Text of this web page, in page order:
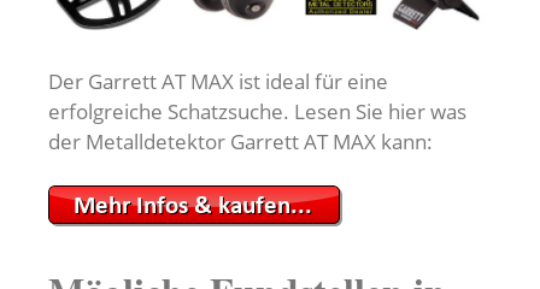
Der Garrett AT MAX ist ideal für eine
erfolgreiche Schatzsuche. Lesen Sie hier was
der Metalldetektor Garrett AT MAX kann: